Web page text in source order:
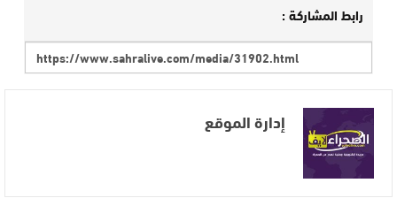
رابط المشاركة :
إدارة الموقع